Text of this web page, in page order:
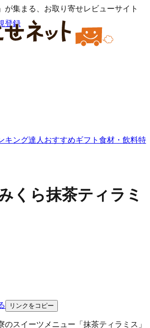
が集まる、お取り寄せレビューサイト
登録
キング達人おすすめギフト 食材・飲料特
くら抹茶ティラミ
リンクをコピー
のスイーツメニュー「抹茶ティラミス」